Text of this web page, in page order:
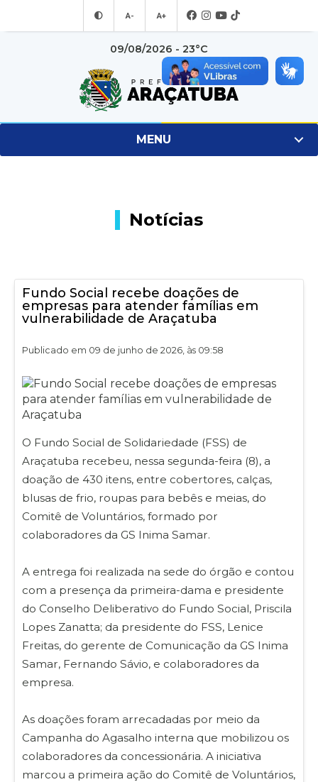
A- A+
09/08/2026 - 23°C
MENU
Notícias
Fundo Social recebe doações de
empresas para atender famílias em
vulnerabilidade de Araçatuba
Publicado em 09 de junho de 2026, às 09:58
O Fundo Social de Solidariedade (FSS) de
Araçatuba recebeu, nessa segunda-feira (8), a
doação de 430 itens, entre cobertores, calças,
blusas de frio, roupas para bebês e meias, do
Comitê de Voluntários, formado por
colaboradores da GS Inima Samar.
A entrega foi realizada na sede do órgão e contou
com a presença da primeira-dama e presidente
do Conselho Deliberativo do Fundo Social, Priscila
Lopes Zanatta; da presidente do FSS, Lenice
Freitas, do gerente de Comunicação da GS Inima
Samar, Fernando Sávio, e colaboradores da
empresa.
As doações foram arrecadadas por meio da
Campanha do Agasalho interna que mobilizou os
colaboradores da concessionária. A iniciativa
marcou a primeira ação do Comitê de Voluntários,